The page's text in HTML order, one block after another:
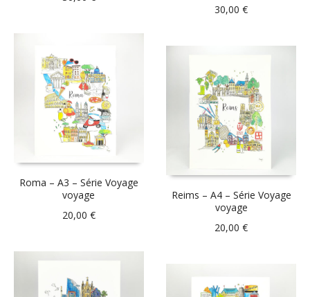
30,00€
Roma – A3 – Série Voyage
voyage
20,00 €
Reims – A4 – Série Voyage
voyage
20,00€